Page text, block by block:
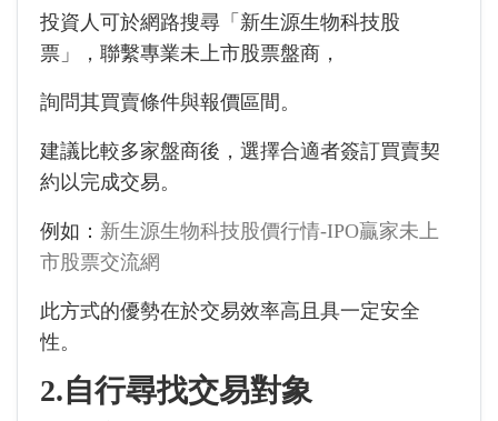
投資人可於網路搜尋「新生源生物科技股
票」，聯繫專業未上市股票盤商，
詢問其買賣條件與報價區間。
建議比較多家盤商後，選擇合適者簽訂買賣契
約以完成交易。
例如： 新生源生物科技股價行情-IPO贏家未上
市股票交流網
此方式的優勢在於交易效率高且具一定安全
性。
2.自行尋找交易對象